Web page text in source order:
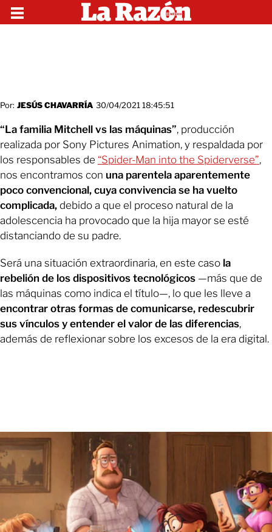
Por: JESÚS CHAVARRÍA 30/04/2021 18:45:51
“La familia Mitchell vs las máquinas”, producción
realizada por Sony Pictures Animation, y respaldada por
los responsables de “Spider-Man into the Spiderverse”,
nos encontramos con una parentela aparentemente
poco convencional, cuya convivencia se ha vuelto
complicada, debido a que el proceso natural de la
adolescencia ha provocado que la hija mayor se esté
distanciando de su padre.
Será una situación extraordinaria, en este caso la
rebelión de los dispositivos tecnológicos —más que de
las máquinas como indica el título—, lo que les lleve a
encontrar otras formas de comunicarse, redescubrir
sus vínculos y entender el valor de las diferencias,
además de reflexionar sobre los excesos de la era digital.